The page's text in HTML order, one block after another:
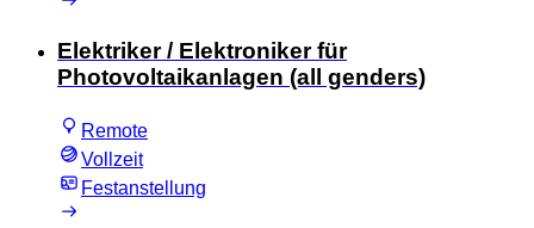
Elektriker / Elektroniker für
Photovoltaikanlagen (all genders)
Remote
Vollzeit
Festanstellung